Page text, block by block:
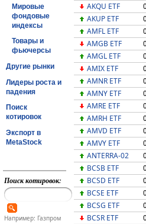
Мировые
фондовые
индексы
Товары и
фьючерсы
Другие рынки
Лидеры роста и
падения
Поиск
котировок
Экспорт в
MetaStock
Поиск котировок:
Например: Газпром
AKQU ETF
AKUP ETF
AMFL ETF
AMGB ETF
AMGL ETF
AMIX ETF
AMNR ETF
AMNY ETF
AMRE ETF
AMRH ETF
AMVD ETF
AMVY ETF
ANTERRA-02
BCSB ETF
BCSD ETF
BCSE ETF
BCSG ETF
BCSR ETF